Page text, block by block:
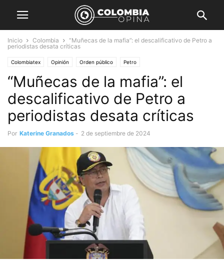
Inicio Colombia
“Muñecas de la mafia”: el descalificativo de Petro a
periodistas desata críticas
Colombiatex Opinión Orden público Petro
“Muñecas de la mafia”: el
descalificativo de Petro a
periodistas desata críticas
Por Katerine Granados - 2 de septiembre de 2024